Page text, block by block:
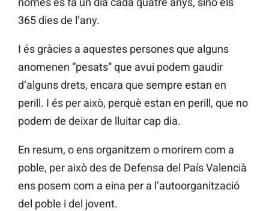
365 dies de l’any.
I és gràcies a aquestes persones que alguns
anomenen “pesats” que avui podem gaudir
d’alguns drets, encara que sempre estan en
perill. I és per això, perquè estan en perill, que no
podem de deixar de lluitar cap dia.
En resum, o ens organitzem o morirem com a
poble, per això des de Defensa del País Valencià
ens posem com a eina per a l’autoorganització
del poble i del jovent.